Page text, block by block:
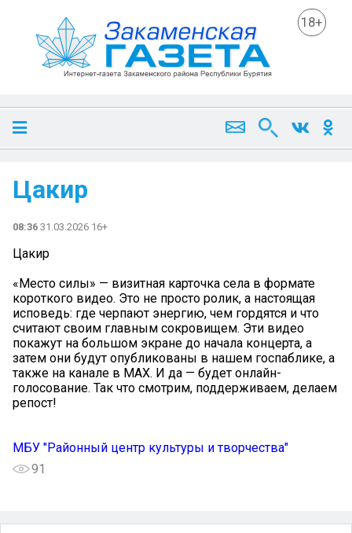
18+
Цакир
08:36 31.03.2026 16+
Цакир
«Место силы» — визитная карточка села в формате
короткого видео. Это не просто ролик, а настоящая
исповедь: где черпают энергию, чем гордятся и что
считают своим главным сокровищем. Эти видео
покажут на большом экране до начала концерта, а
затем они будут опубликованы в нашем госпаблике, а
также на канале в MAX. И да — будет онлайн-
голосование. Так что смотрим, поддерживаем, делаем
репост!
МБУ "Районный центр культуры и творчества"
91